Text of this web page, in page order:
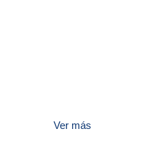
Ver más